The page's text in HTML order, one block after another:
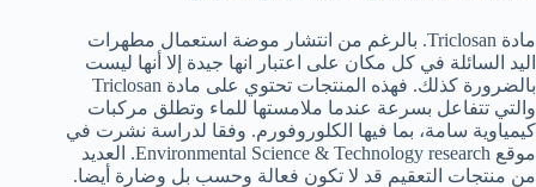
مادة Triclosan. بالرغم من انتشار موضة استعمال مطهرات
اليد السائلة في كل مكان على اعتبار انها جيدة إلا أنها ليست
بالضرورة كذلك. فهذه المنتجات تحتوي على مادة Triclosan
والتي تتفاعل بسرعة عندما ملامستها للماء وتطلق مركبات
كيمياوية سامة، بما فيها الكلوروفورم. وفقا لدراسة نشرت في
موقع Environmental Science & Technology research. العديد
من منتجات التعقيم قد لا تكون فعالة وحسب بل وضارة أيضا.